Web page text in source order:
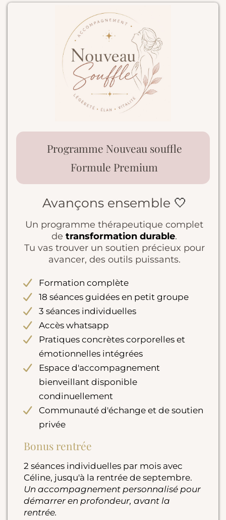
Programme Nouveau souffle
Formule Premium
Avançons ensemble 🤍
Un programme thérapeutique complet
de transformation durable.
Tu vas trouver un soutien précieux pour
avancer, des outils puissants.
Formation complète
18 séances guidées en petit groupe
3 séances individuelles
Accès whatsapp
Pratiques concrètes corporelles et
émotionnelles intégrées
Espace d'accompagnement
bienveillant disponible
condinuellement
Communauté d'échange et de soutien
privée
Bonus rentrée
2 séances individuelles par mois avec
Céline, jusqu'à la rentrée de septembre.
Un accompagnement personnalisé pour
démarrer en profondeur, avant la
rentrée.